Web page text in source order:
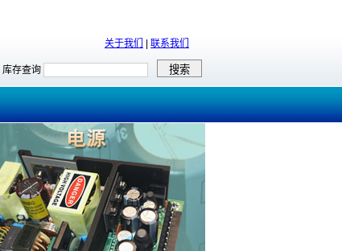
关于我们 联系我们
库存查询